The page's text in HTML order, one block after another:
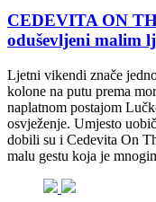
CEDEVITA ON
oduševljeni malim
Ljetni vikendi znače
kolone na putu prema
naplatnom postajom
osvježenje. Umjesto
dobili su i Cedevita On
malu gestu koja je